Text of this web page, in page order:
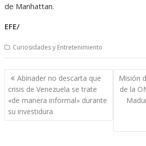
de Manhattan.
EFE/
Curiosidades y Entretenimiento
Navegación
de
entradas
Abinader no descarta que
crisis de Venezuela se trate
«de manera informal» durante
su investidura
Misión
de la